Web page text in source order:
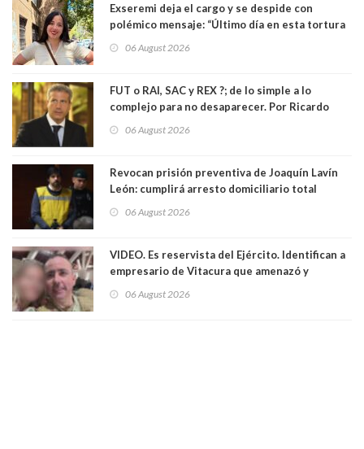
Exseremi deja el cargo y se despide con
polémico mensaje: “Último día en esta tortura
06 August 2026
FUT o RAI, SAC y REX ?; de lo simple a lo
complejo para no desaparecer. Por Ricardo
06 August 2026
Revocan prisión preventiva de Joaquín Lavín
León: cumplirá arresto domiciliario total
06 August 2026
VIDEO. Es reservista del Ejército. Identifican a
empresario de Vitacura que amenazó y
al "ring raja". Se trata de Andrés Arrieta y la
06 August 2026